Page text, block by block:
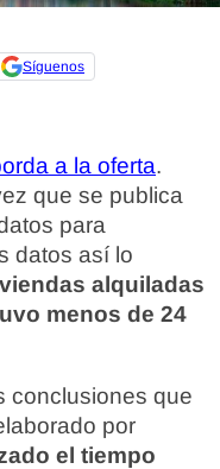
Síguenos
a la oferta.
que se publica
para
datos así lo
alquiladas
menos de 24
conclusiones que
por
el tiempo